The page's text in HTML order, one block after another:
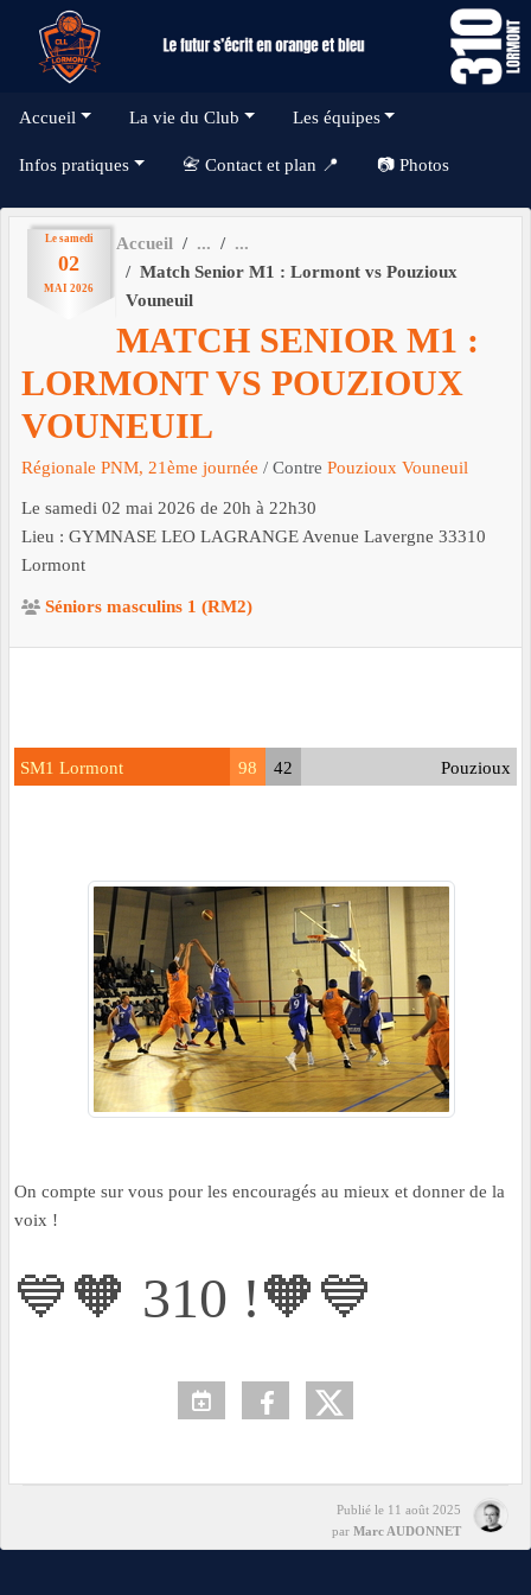
Accueil La vie du Club Les équipes
Infos pratiques 📇 Contact et plan 📍 📷 Photos
Le samedi
02
MAI 2026
Accueil
Match Senior M1 : Lormont vs Pouzioux
Vouneuil
MATCH SENIOR M1 :
LORMONT VS POUZIOUX
VOUNEUIL
Régionale PNM, 21ème journée / Contre Pouzioux Vouneuil
Le samedi 02 mai 2026 de 20h à 22h30
Lieu : GYMNASE LEO LAGRANGE Avenue Lavergne 33310
Lormont
Séniors masculins 1 (RM2)
SM1 Lormont 98 42 Pouzioux
On compte sur vous pour les encouragés au mieux et donner de la
voix !
💙🧡 310 !🧡💙
Publié le 11 août 2025
par Marc AUDONNET
Panneau de gestion des cookies